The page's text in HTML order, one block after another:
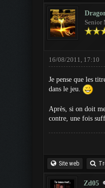
Senior
16/08/2011, 17:10
Je pense que les
dans le jeu.
Après, si on doit
contre, une fois
Site web
Zd05